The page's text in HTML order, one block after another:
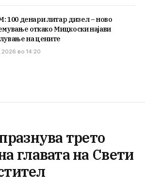
100 денари литар дизел – ново
откако Мицкоски најави
на цените
во 14:20
трето
главата на Свети